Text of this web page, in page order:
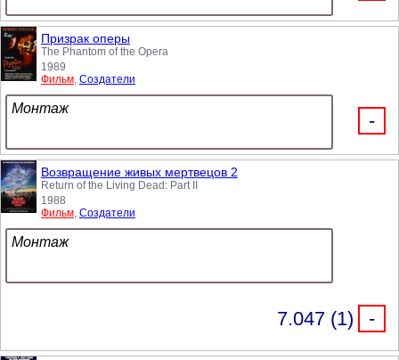
Призрак оперы
The Phantom of the Opera
1989
Фильм, Создатели
Монтаж
-
Возвращение живых мертвецов 2
Return of the Living Dead: Part II
1988
Фильм, Создатели
Монтаж
7.047 (1) -